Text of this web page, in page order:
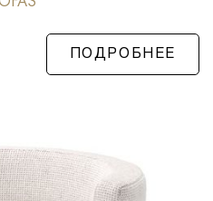
ПОДРОБНЕЕ